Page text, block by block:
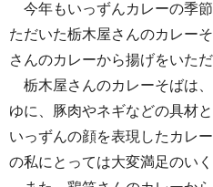
今年もいっずんカレーの季
ただいた栃木屋さんのカレー
さんのカレーから揚げをいただ
栃木屋さんのカレーそばは
ゆに、豚肉やネギなどの具材
いっずんの顔を表現したカレ
の私にとっては大変満足のい